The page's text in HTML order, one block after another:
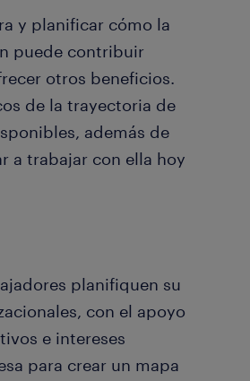
y planificar cómo la
puede contribuir
otros beneficios.
de la trayectoria de
además de
a trabajar con ella hoy
planifiquen su
con el apoyo
e intereses
para crear un mapa